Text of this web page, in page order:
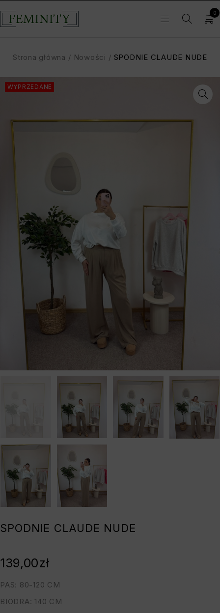
0
Strona główna / Nowości / SPODNIE CLAUDE NUDE
WYPRZEDANE
SPODNIE CLAUDE NUDE
PAS: 80-120 CM
BIODRA: 140 CM
139,00zł